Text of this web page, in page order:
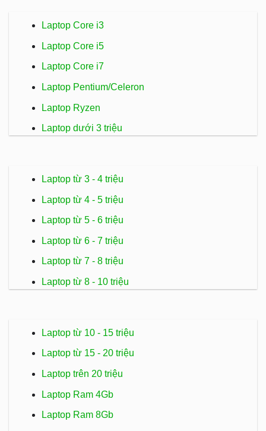
Laptop Core i3
Laptop Core i5
Laptop Core i7
Laptop Pentium/Celeron
Laptop Ryzen
Laptop dưới 3 triệu
Laptop từ 3 - 4 triệu
Laptop từ 4 - 5 triệu
Laptop từ 5 - 6 triệu
Laptop từ 6 - 7 triệu
Laptop từ 7 - 8 triệu
Laptop từ 8 - 10 triệu
Laptop từ 10 - 15 triệu
Laptop từ 15 - 20 triệu
Laptop trên 20 triệu
Laptop Ram 4Gb
Laptop Ram 8Gb